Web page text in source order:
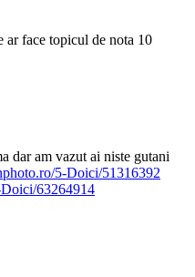
ar face topicul de nota 10
dar am vazut ai niste gutani
5-Doici/51316392
63264914